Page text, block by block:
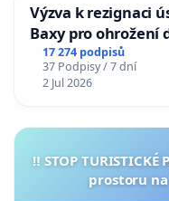
Výzva k rezignaci
Baxy pro ohrožení
17 274 podpisů
37 Podpisy / 7 dní
2 Jul 2026
‼️ STOP
prostoru